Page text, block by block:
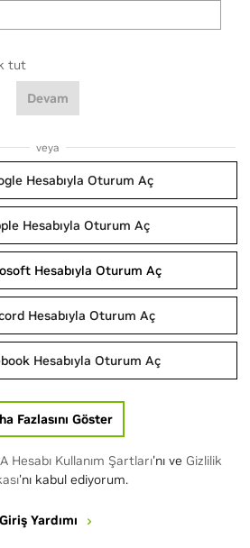
tut
Devam
veya
Hesabıyla Oturum Aç
Hesabıyla Oturum Aç
Hesabıyla Oturum Aç
Hesabıyla Oturum Aç
Hesabıyla Oturum Aç
Fazlasını Göster
Hesabı Kullanım Şartları'nı ve Gizlilik
'nı kabul ediyorum.
Giriş Yardımı